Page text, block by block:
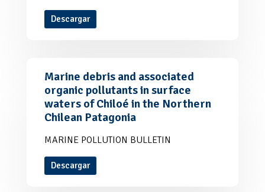
Descargar
Marine debris and associated
organic pollutants in surface
waters of Chiloé in the Northern
Chilean Patagonia
MARINE POLLUTION BULLETIN
Descargar